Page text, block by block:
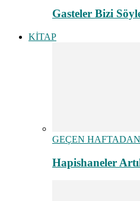
Gasteler Bizi
KİTAP
GEÇEN HAFTADAN
Hapishaneler